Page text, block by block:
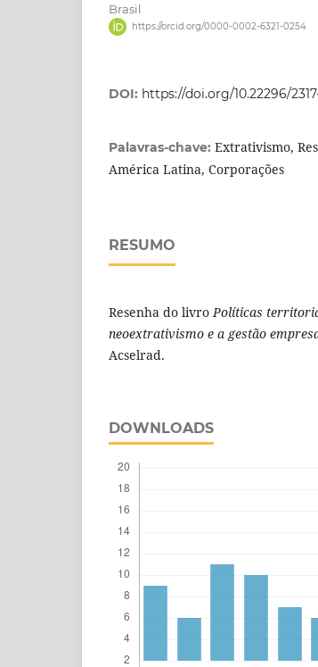
Brasil
https://orcid.org/0000-0002-6321-0254
DOI: https://doi.org/10.22296/
Palavras-chave: Extrativismo,
América Latina, Corporações
RESUMO
Resenha do livroPolíticas
neoextrativismo e a gestão
Acselrad.
DOWNLOADS